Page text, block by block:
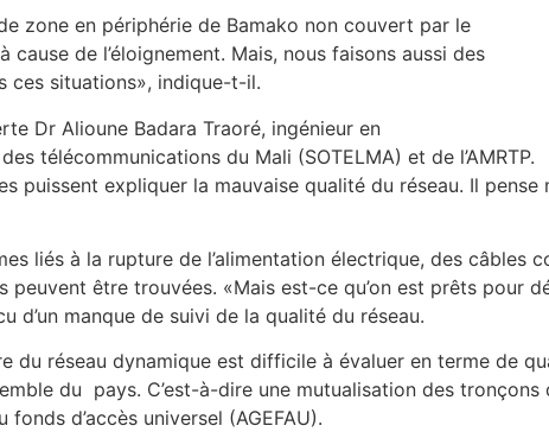
zone en périphérie de Bamako non couvert par le
de l’éloignement. Mais, nous faisons aussi des
ces situations», indique-t-il.
Dr Alioune Badara Traoré, ingénieur en
télécommunications du Mali (SOTELMA) et de l’AMRTP.
puissent expliquer la mauvaise qualité du réseau. Il
liés à la rupture de l’alimentation électrique, des câbles
être trouvées. «Mais est-ce qu’on est prêts pour
manque de suivi de la qualité du réseau.
du réseau dynamique est difficile à évaluer en terme de
du pays. C’est-à-dire une mutualisation des
d’accès universel (AGEFAU).